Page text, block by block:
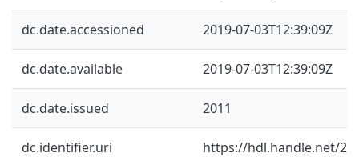
dc.date.accessioned 2019-07-03T12:39:09Z
dc.date.available 2019-07-03T12:39:09Z
dc.date.issued 2011
dc.identifier.uri https://hdl.handle.net/